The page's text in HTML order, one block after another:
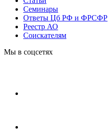
Cеминары
Ответы Цб РФ и ФРСФР
Реестр АО
Соискателям
Мы в соцсетях